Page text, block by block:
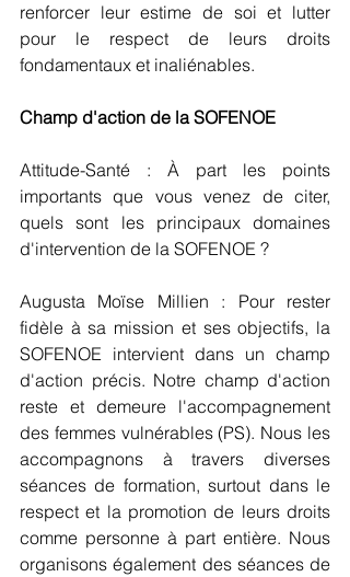
renforcer leur estime de soi et lutter
pour le respect de leurs droits
fondamentaux et inaliénables.
Champ d'action de la SOFENOE
Attitude-Santé : À part les points
importants que vous venez de citer,
quels sont les principaux domaines
d'intervention de la SOFENOE ?
Augusta Moïse Millien : Pour rester
fidèle à sa mission et ses objectifs, la
SOFENOE intervient dans un champ
d'action précis. Notre champ d'action
reste et demeure l'accompagnement
des femmes vulnérables (PS). Nous les
accompagnons à travers diverses
séances de formation, surtout dans le
respect et la promotion de leurs droits
comme personne à part entière. Nous
organisons également des séances de